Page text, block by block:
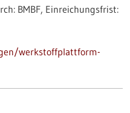
BMBF, Einreichungsfrist:
werkstoffplattform-